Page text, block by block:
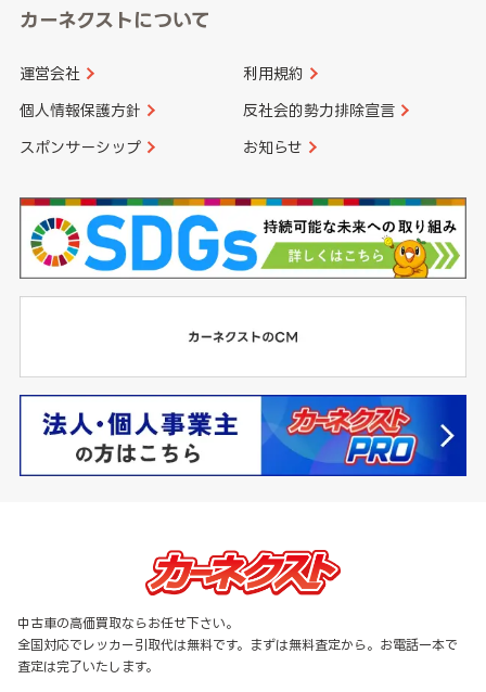
カーネクストについて
運営会社 利用規約
個人情報保護方針 反社会的勢力排除宣言
スポンサーシップ お知らせ
中古車の高価買取ならお任せ下さい。
全国対応でレッカー引取代は無料です。まずは無料査定から。お電話一本で
査定は完了いたします。